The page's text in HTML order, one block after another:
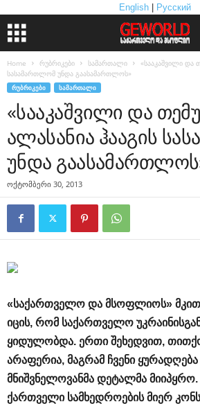
English Русский
Home რუბრიკები სამართალი
«სააკაშვილი და
სასამართლომ უნდა გაასამართლოს»
ᲠᲣᲑᲠᲘᲙᲔᲑᲘ ᲡᲐᲛᲐᲠᲗᲐᲚᲘ
«სააკაშვილი და
ალასანია ჰააგის
უნდა
ოქტომბერი 30, 2013
«საქართველო და მსოფლიოს»
იცის, რომ საქართველო
ყიდულობდა. ერთი შეხედვით,
არაფერია, მაგრამ ჩვენი
მნიშვნელოვანმა დეტალმა მიიპყრო.
ქართველი სამხედროების მიერ